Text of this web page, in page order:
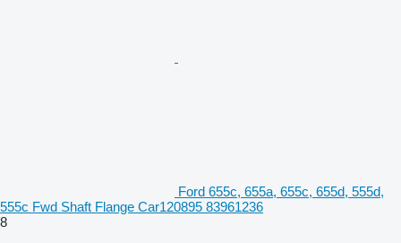
Ford 655c, 655a, 655c, 655d, 555d,
555c Fwd Shaft Flange Car120895 83961236
8